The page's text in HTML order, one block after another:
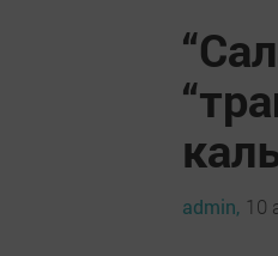
admin, 10